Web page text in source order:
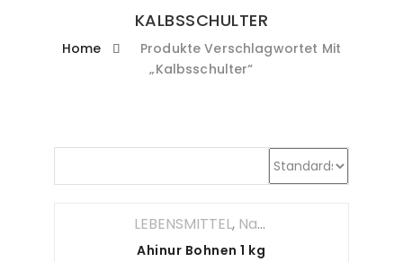
KALBSSCHULTER
Home
Produkte Verschlagwortet Mit
„Kalbsschulter“
LEBENSMITTEL, Nahrungsmittel
Ahinur Bohnen 1 kg